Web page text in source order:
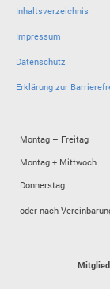
Inhaltsverzeichnis
Impressum
Datenschutz
Erklärung zur
Montag – Freitag
Montag + Mittwoch
Donnerstag
oder nach